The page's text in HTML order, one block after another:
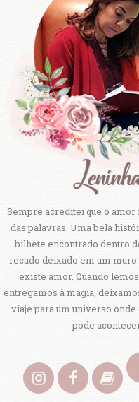
Sempre acreditei que o amor
das palavras. Uma bela
bilhete encontrado dentro
recado deixado em um
existe amor. Quando
entregamos à magia,
viaje para um universo
pode